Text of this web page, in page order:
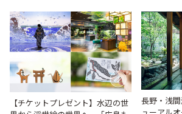
【チケットプレゼント】水辺の世
長野・浅